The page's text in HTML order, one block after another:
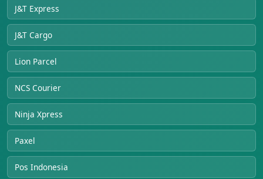
J&T Express
J&T Cargo
Lion Parcel
NCS Courier
Ninja Xpress
Paxel
Pos Indonesia